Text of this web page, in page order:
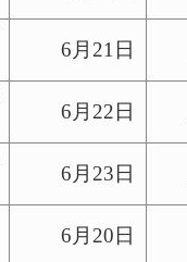
6月21日
6月22日
6月23日
6月20日